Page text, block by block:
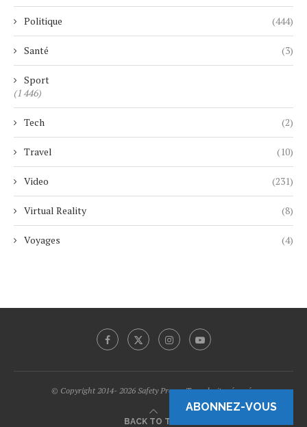
Politique (444)
Santé (3)
Sport
(1 446)
Tech (2)
Travel (10)
Video (231)
Virtual Reality (8)
Voyages (4)
© Copyright 2014- 2026 Safety Promo Tous droits réservés.
BACK TO TOP
ABONNEZ-VOUS